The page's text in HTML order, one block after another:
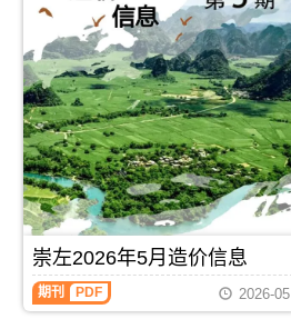
工
建
筑
招
投
标
参
考
文
件，
桂
林
市
造
价
信
网
发
布，
用
于
河
池
工
程
施
工
图
预
算
崇左2026年5月造价信息
期刊 PDF 2026-05